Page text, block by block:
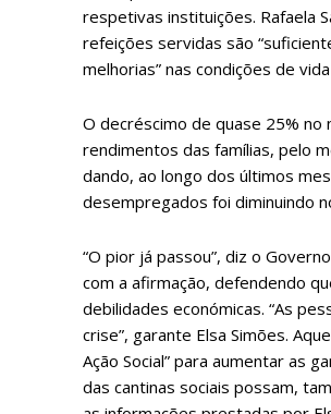
respetivas instituições. Rafaela
refeições servidas são
melhorias” nas condições de
O decréscimo de quase 25%
rendimentos das famílias, pelo
dando, ao longo dos últimos
desempregados foi diminuindo
“O pior já passou”, diz o
com a afirmação, defendendo
debilidades económicas. “As
crise”, garante Elsa Simões.
Ação Social” para aumentar as
das cantinas sociais possam,